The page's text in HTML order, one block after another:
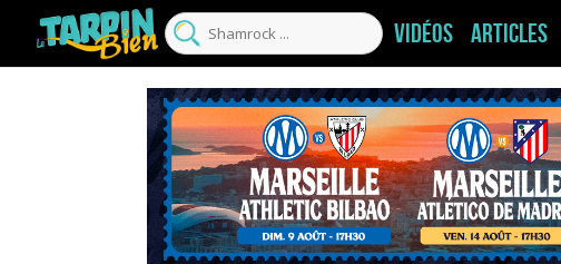
Vidéos Articles